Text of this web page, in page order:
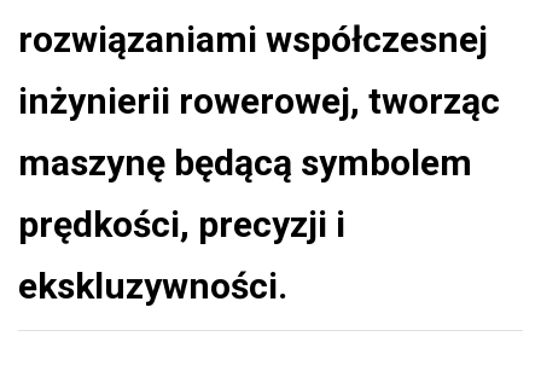
rozwiązaniami współczesnej
inżynierii rowerowej, tworząc
maszynę będącą symbolem
prędkości, precyzji i
ekskluzywności.